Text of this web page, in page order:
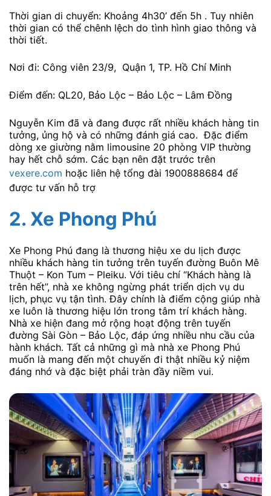
Thời gian di chuyển: Khoảng 4h30’ đến 5h . Tuy nhiên
thời gian có thể chênh lệch do tình hình giao thông và
thời tiết.
Nơi đi: Công viên 23/9, Quận 1, TP. Hồ Chí Minh
Điểm đến: QL20, Bảo Lộc – Bảo Lộc – Lâm Đồng
Nguyễn Kim đã và đang được rất nhiều khách hàng tin
tưởng, ủng hộ và có những đánh giá cao. Đặc điểm
dòng xe giường nằm limousine 20 phòng VIP thường
hay hết chỗ sớm. Các bạn nên đặt trước trên
vexere.com hoặc liên hệ tổng đài 1900888684 để
được tư vấn hỗ trợ
2. Xe Phong Phú
Xe Phong Phú đang là thương hiệu xe du lịch được
nhiều khách hàng tin tưởng trên tuyến đường Buôn Mê
Thuột – Kon Tum – Pleiku. Với tiêu chí “Khách hàng là
trên hết”, nhà xe không ngừng phát triển dịch vụ du
lịch, phục vụ tận tình. Đây chính là điểm cộng giúp nhà
xe luôn là thương hiệu lớn trong tâm trí khách hàng.
Nhà xe hiện đang mở rộng hoạt động trên tuyến
đường Sài Gòn – Bảo Lộc, đáp ứng nhiều nhu cầu của
hành khách. Tất cả những gì mà nhà xe Phong Phú
muốn là mang đến một chuyến đi thật nhiều kỷ niệm
đáng nhớ và đặc biệt phải tràn đầy niềm vui.